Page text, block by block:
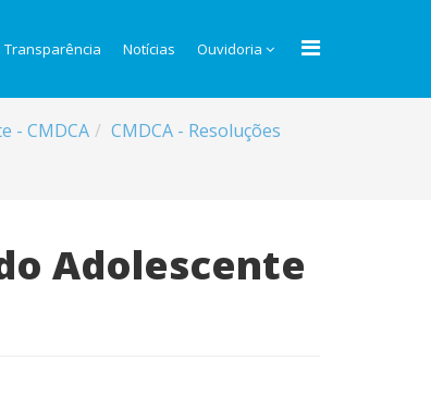
Transparência Notícias Ouvidoria
- CMDCA
CMDCA - Resoluções
Adolescente